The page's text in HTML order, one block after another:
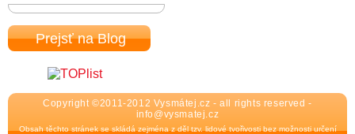
Prejsť na Blog
Copyright ©2011-2012 Vysmátej.cz - all rights reserved -
info@vysmatej.cz
Obsah těchto stránek se skládá zejména z děl tzv. lidové tvořivosti bez možnosti určení